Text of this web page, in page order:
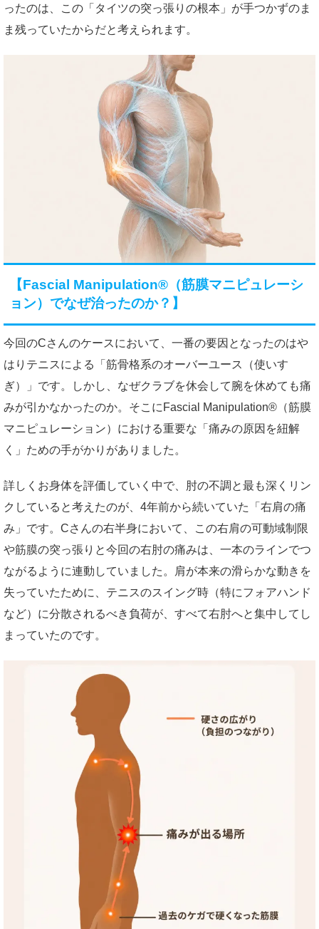
ったのは、この「タイツの突っ張りの根本」が手つかずのま
ま残っていたからだと考えられます。
【Fascial Manipulation®（筋膜マニピュレーシ
ョン）でなぜ治ったのか？】
今回のCさんのケースにおいて、一番の要因となったのはや
はりテニスによる「筋骨格系のオーバーユース（使いす
ぎ）」です。しかし、なぜクラブを休会して腕を休めても痛
みが引かなかったのか。そこにFascial Manipulation®（筋膜
マニピュレーション）における重要な「痛みの原因を紐解
く」ための手がかりがありました。
詳しくお身体を評価していく中で、肘の不調と最も深くリン
クしていると考えたのが、4年前から続いていた「右肩の痛
み」です。Cさんの右半身において、この右肩の可動域制限
や筋膜の突っ張りと今回の右肘の痛みは、一本のラインでつ
ながるように連動していました。肩が本来の滑らかな動きを
失っていたために、テニスのスイング時（特にフォアハンド
など）に分散されるべき負荷が、すべて右肘へと集中してし
まっていたのです。